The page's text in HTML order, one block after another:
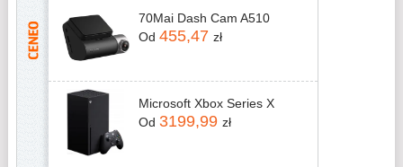
70Mai Dash Cam A510
Od 455,47 zł
Microsoft Xbox Series X
Od 3199,99 zł